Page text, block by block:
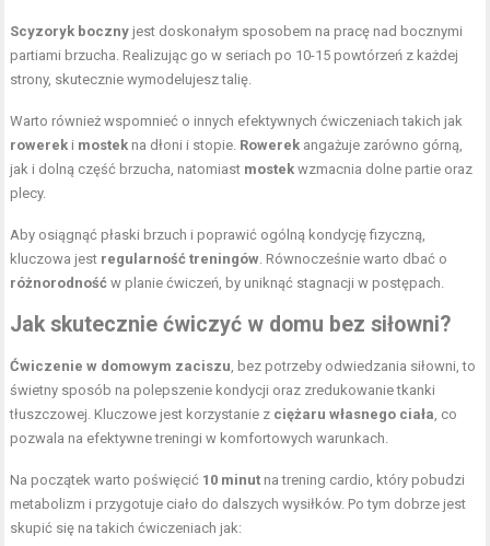
Scyzoryk boczny jest doskonałym sposobem na pracę nad bocznymi
partiami brzucha. Realizując go w seriach po 10-15 powtórzeń z każdej
strony, skutecznie wymodelujesz talię.
Warto również wspomnieć o innych efektywnych ćwiczeniach takich jak
rowerek i mostek na dłoni i stopie. Rowerek angażuje zarówno górną,
jak i dolną część brzucha, natomiast mostek wzmacnia dolne partie oraz
plecy.
Aby osiągnąć płaski brzuch i poprawić ogólną kondycję fizyczną,
kluczowa jest regularność treningów. Równocześnie warto dbać o
różnorodność w planie ćwiczeń, by uniknąć stagnacji w postępach.
Jak skutecznie ćwiczyć w domu bez siłowni?
Ćwiczenie w domowym zaciszu, bez potrzeby odwiedzania siłowni, to
świetny sposób na polepszenie kondycji oraz zredukowanie tkanki
tłuszczowej. Kluczowe jest korzystanie z ciężaru własnego ciała, co
pozwala na efektywne treningi w komfortowych warunkach.
Na początek warto poświęcić 10 minut na trening cardio, który pobudzi
metabolizm i przygotuje ciało do dalszych wysiłków. Po tym dobrze jest
skupić się na takich ćwiczeniach jak: